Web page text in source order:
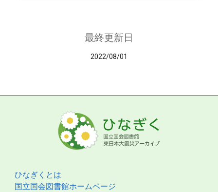
最終更新日
2022/08/01
ひなぎくとは
国立国会図書館ホームページ